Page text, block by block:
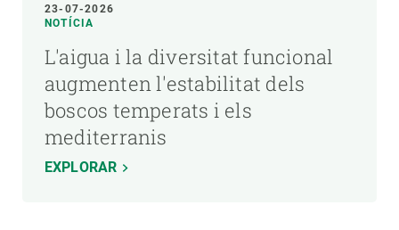
23-07-2026
NOTÍCIA
L'aigua i la diversitat funcional
augmenten l'estabilitat dels
boscos temperats i els
mediterranis
EXPLORAR